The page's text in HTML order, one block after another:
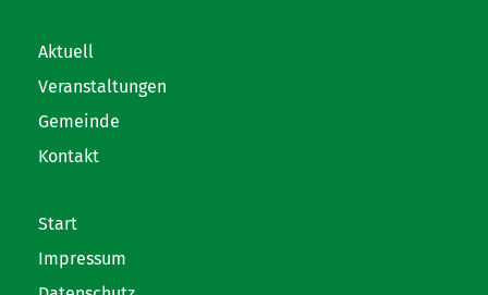
Aktuell
Veranstaltungen
Gemeinde
Kontakt
Start
Impressum